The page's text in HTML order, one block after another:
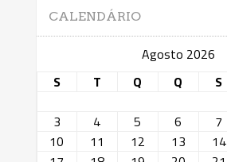
CALENDÁRIO
Agosto 2026
S
T Q Q S
3
4 5 6 7
10
11 12 13 14